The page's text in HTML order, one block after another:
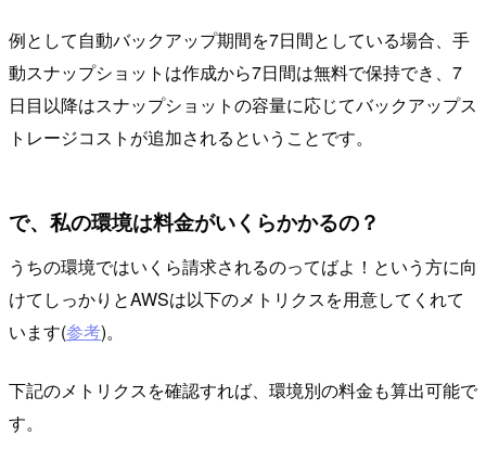
例として自動バックアップ期間を7日間としている場合、手
動スナップショットは作成から7日間は無料で保持でき、7
日目以降はスナップショットの容量に応じてバックアップス
トレージコストが追加されるということです。
で、私の環境は料金がいくらかかるの？
うちの環境ではいくら請求されるのってばよ！という方に向
けてしっかりとAWSは以下のメトリクスを用意してくれて
います(参考)。
下記のメトリクスを確認すれば、環境別の料金も算出可能で
す。